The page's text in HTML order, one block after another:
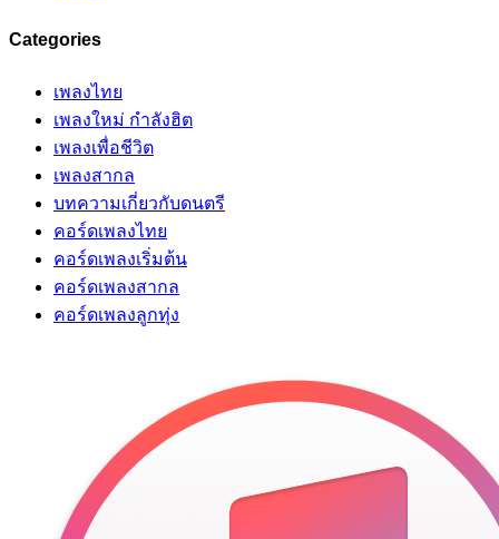
Categories
เพลงไทย
เพลงใหม่ กำลังฮิต
เพลงเพื่อชีวิต
เพลงสากล
บทความเกี่ยวกับดนตรี
คอร์ดเพลงไทย
คอร์ดเพลงเริ่มต้น
คอร์ดเพลงสากล
คอร์ดเพลงลูกทุ่ง